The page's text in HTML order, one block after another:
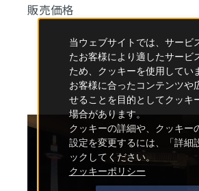
販売価格
当ウェブサイトでは、サービ
たお客様により適したサービ
ため、クッキーを使用してい
お客様に合ったコンテンツや
せることを目的としてクッキ
場合があります。
クッキーの詳細や、クッキー
設定を変更するには、「詳細
ックしてください。
クッキーポリシー